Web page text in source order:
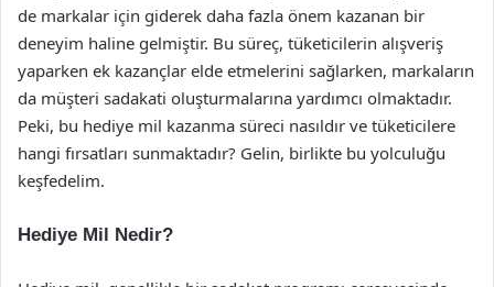
de markalar için giderek daha fazla önem kazanan bir
deneyim haline gelmiştir. Bu süreç, tüketicilerin alışveriş
yaparken ek kazançlar elde etmelerini sağlarken, markaların
da müşteri sadakati oluşturmalarına yardımcı olmaktadır.
Peki, bu hediye mil kazanma süreci nasıldır ve tüketicilere
hangi fırsatları sunmaktadır? Gelin, birlikte bu yolculuğu
keşfedelim.
Hediye Mil Nedir?